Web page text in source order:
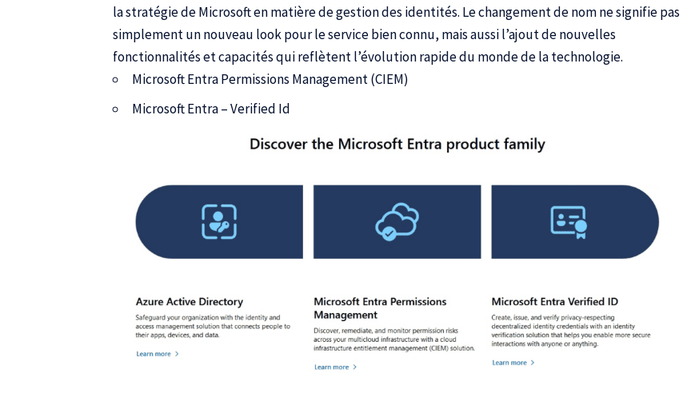
la stratégie de Microsoft en matière de gestion des identités. Le changement de nom ne signifie pas
simplement un nouveau look pour le service bien connu, mais aussi l’ajout de nouvelles
fonctionnalités et capacités qui reflètent l’évolution rapide du monde de la technologie.
Microsoft Entra Permissions Management (CIEM)
Microsoft Entra – Verified Id